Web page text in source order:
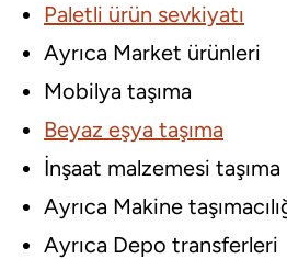
Paletli ürün sevkiyatı
Ayrıca Market ürünleri
Mobilya taşıma
Beyaz eşya taşıma
İnşaat malzemesi taşıma
Ayrıca Makine
Ayrıca Depo transferleri